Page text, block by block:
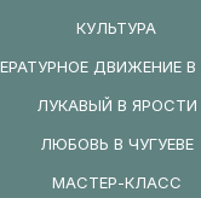
КУЛЬТУРА
ДВИЖЕНИЕ
ЛУКАВЫЙ В ЯРОСТИ
ЛЮБОВЬ В ЧУГУЕВЕ
МАСТЕР-КЛАСС